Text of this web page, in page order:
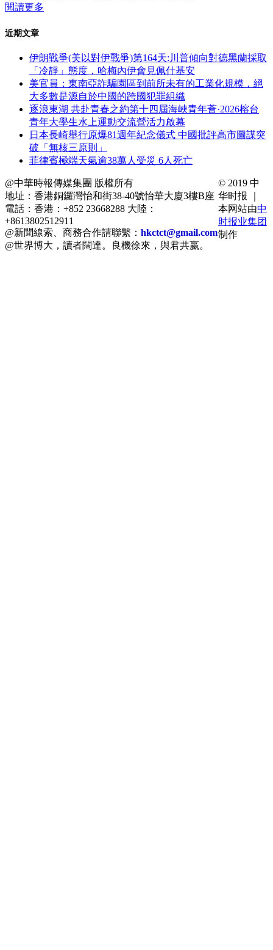
閱讀更多
近期文章
伊朗戰爭(美以對伊戰爭)第164天:川普傾向對德黑蘭採取
「冷靜」態度，哈梅內伊會見佩什基安
美官員：東南亞詐騙園區到前所未有的工業化規模，絕
大多數是源自於中國的跨國犯罪組織
逐浪東湖 共赴青春之約第十四屆海峽青年薈·2026榕台
青年大學生水上運動交流營活力啟幕
日本長崎舉行原爆81週年紀念儀式 中國批評高市圖謀突
破「無核三原則」
菲律賓極端天氣逾38萬人受災 6人死亡
@中華時報傳媒集團 版權所有
地址：香港銅鑼灣怡和街38-40號怡華大廈3樓B座
電話：香港：+852 23668288 大陸：
+8613802512911
@新聞線索、商務合作請聯繫： hkctct@gmail.com
@世界博大，讀者闊達。良機徐來，與君共嬴。
© 2019 中
华时报 ｜
本网站由中
时报业集团
制作